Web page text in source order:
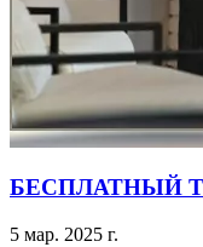
БЕСПЛАТНЫЙ
5 мар. 2025 г.